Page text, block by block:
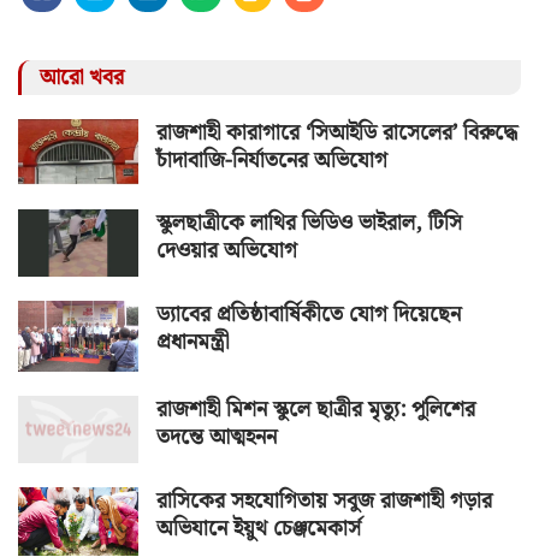
আরো খবর
রাজশাহী কারাগারে ‘সিআইডি রাসেলের’ বিরুদ্ধে
চাঁদাবাজি-নির্যাতনের অভিযোগ
স্কুলছাত্রীকে লাথির ভিডিও ভাইরাল, টিসি
দেওয়ার অভিযোগ
ড্যাবের প্রতিষ্ঠাবার্ষিকীতে যোগ দিয়েছেন
প্রধানমন্ত্রী
রাজশাহী মিশন স্কুলে ছাত্রীর মৃত্যু: পুলিশের
তদন্তে আত্মহনন
রাসিকের সহযোগিতায় সবুজ রাজশাহী গড়ার
অভিযানে ইয়ুথ চেঞ্জমেকার্স